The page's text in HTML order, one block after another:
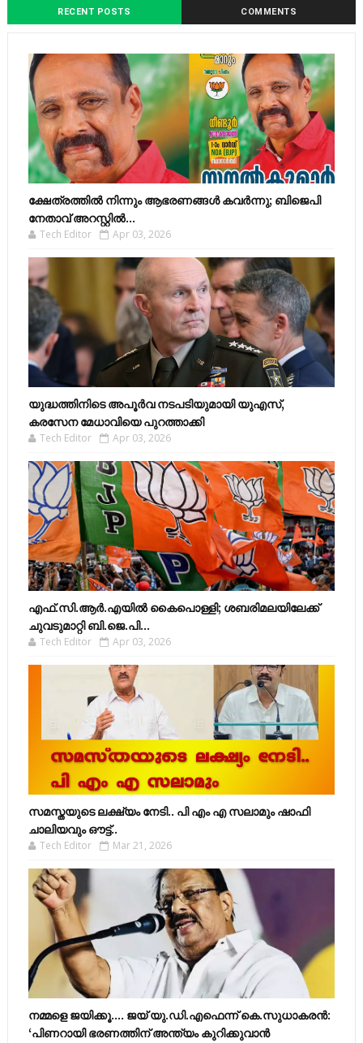
RECENT POSTS COMMENTS
ക്ഷേത്രത്തിൽ നിന്നും ആഭരണങ്ങൾ കവർന്നു; ബിജെപി
നേതാവ് അറസ്റ്റിൽ...
Tech Editor Apr 03, 2026
യുദ്ധത്തിനിടെ അപൂർവ നടപടിയുമായി യുഎസ്,
കരസേന മേധാവിയെ പുറത്താക്കി
Tech Editor Apr 03, 2026
എഫ്​.സി.ആർ.എയിൽ കൈപൊള്ളി; ശബരിമലയിലേക്ക്​
ചുവടുമാറ്റി ബി.ജെ.പി...
Tech Editor Apr 03, 2026
സമസ്തയുടെ ലക്ഷ്യം നേടി.. പി എം എ സലാമും ഷാഫി
ചാലിയവും ഔട്ട്..
Tech Editor Mar 21, 2026
നമ്മളെ ജയിക്കൂ.... ജയ് യു.ഡി.എഫെന്ന് കെ.സുധാകരൻ:
‘പിണറായി ഭരണത്തിന് അന്ത്യം കുറിക്കുവാൻ